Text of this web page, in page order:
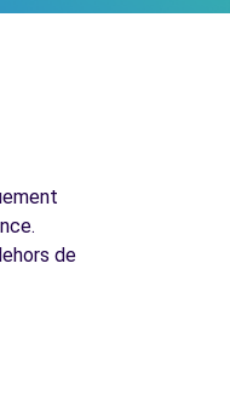
de